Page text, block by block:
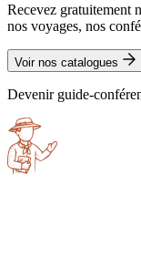
Recevez gratuitement
nos voyages, nos
Voir nos catalogues
Devenir guide-